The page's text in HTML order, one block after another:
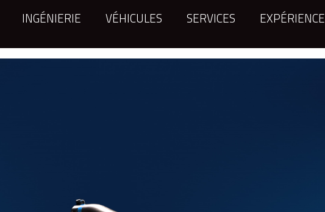
INGÉNIERIE VÉHICULES SERVICES EXPÉRIENCE